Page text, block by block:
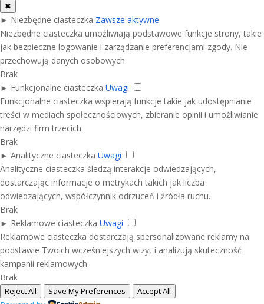
✖
► Niezbędne ciasteczka Zawsze aktywne
Niezbędne ciasteczka umożliwiają podstawowe funkcje strony, takie
jak bezpieczne logowanie i zarządzanie preferencjami zgody. Nie
przechowują danych osobowych.
Brak
► Funkcjonalne ciasteczka Uwagi
Funkcjonalne ciasteczka wspierają funkcje takie jak udostępnianie
treści w mediach społecznościowych, zbieranie opinii i umożliwianie
narzędzi firm trzecich.
Brak
► Analityczne ciasteczka Uwagi
Analityczne ciasteczka śledzą interakcje odwiedzających,
dostarczając informacje o metrykach takich jak liczba
odwiedzających, współczynnik odrzuceń i źródła ruchu.
Brak
► Reklamowe ciasteczka Uwagi
Reklamowe ciasteczka dostarczają spersonalizowane reklamy na
podstawie Twoich wcześniejszych wizyt i analizują skuteczność
kampanii reklamowych.
Brak
Reject All Save My Preferences Accept All